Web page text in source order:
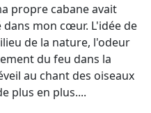
propre cabane avait
mon cœur. L'idée de
de la nature, l'odeur
du feu dans la
au chant des oiseaux
plus en plus....